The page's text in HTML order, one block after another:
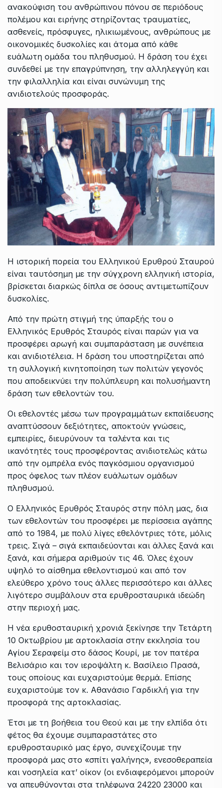
ανακούφιση του ανθρώπινου πόνου σε περιόδους
πολέμου και ειρήνης στηρίζοντας τραυματίες,
ασθενείς, πρόσφυγες, ηλικιωμένους, ανθρώπους με
οικονομικές δυσκολίες και άτομα από κάθε
ευάλωτη ομάδα του πληθυσμού. Η δράση του έχει
συνδεθεί με την επαγρύπνηση, την αλληλεγγύη και
την φιλαλληλία και είναι συνώνυμη της
ανιδιοτελούς προσφοράς.
Η ιστορική πορεία του Ελληνικού Ερυθρού Σταυρού
είναι ταυτόσημη με την σύγχρονη ελληνική ιστορία,
βρίσκεται διαρκώς δίπλα σε όσους αντιμετωπίζουν
δυσκολίες.
Από την πρώτη στιγμή της ύπαρξής του ο
Ελληνικός Ερυθρός Σταυρός είναι παρών για να
προσφέρει αρωγή και συμπαράσταση με συνέπεια
και ανιδιοτέλεια. Η δράση του υποστηρίζεται από
τη συλλογική κινητοποίηση των πολιτών γεγονός
που αποδεικνύει την πολύπλευρη και πολυσήμαντη
δράση των εθελοντών του.
Οι εθελοντές μέσω των προγραμμάτων εκπαίδευσης
αναπτύσσουν δεξιότητες, αποκτούν γνώσεις,
εμπειρίες, διευρύνουν τα ταλέντα και τις
ικανότητές τους προσφέροντας ανιδιοτελώς κάτω
από την ομπρέλα ενός παγκόσμιου οργανισμού
προς όφελος των πλέον ευάλωτων ομάδων
πληθυσμού.
Ο Ελληνικός Ερυθρός Σταυρός στην πόλη μας, δια
των εθελοντών του προσφέρει με περίσσεια αγάπης
από το 1984, με πολύ λίγες εθελόντριες τότε, μόλις
τρεις. Σιγά – σιγά εκπαιδεύονται και άλλες ξανά και
ξανά, και σήμερα αριθμούν τις 46. Όλες έχουν
υψηλό το αίσθημα εθελοντισμού και από τον
ελεύθερο χρόνο τους άλλες περισσότερο και άλλες
λιγότερο συμβάλουν στα ερυθροσταυρικά ιδεώδη
στην περιοχή μας.
Η νέα ερυθοσταυρική χρονιά ξεκίνησε την Τετάρτη
10 Οκτωβρίου με αρτοκλασία στην εκκλησία του
Αγίου Σεραφείμ στο δάσος Κουρί, με τον πατέρα
Βελισάριο και τον ιεροψάλτη κ. Βασίλειο Πρασά,
τους οποίους και ευχαριστούμε θερμά. Επίσης
ευχαριστούμε τον κ. Αθανάσιο Γαρδικλή για την
προσφορά της αρτοκλασίας.
Έτσι με τη βοήθεια του Θεού και με την ελπίδα ότι
φέτος θα έχουμε συμπαραστάτες στο
ερυθροσταυρικό μας έργο, συνεχίζουμε την
προσφορά μας στο «σπίτι γαλήνης», ενεσοθεραπεία
και νοσηλεία κατ’ οίκον (οι ενδιαφερόμενοι μπορούν
να απευθύνονται στα τηλέφωνα 24220 23000 και